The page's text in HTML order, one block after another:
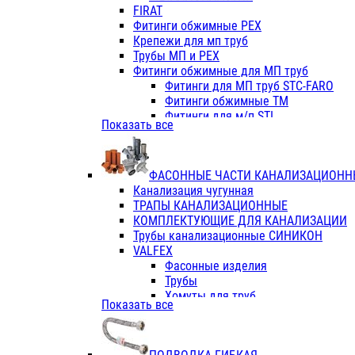
Фитинги ПП белые
Фитинги ПП белые
Фитинги ППс металл.белые
VALFEX
Трубы PE-RT
Трубы ПП водопровод белые
Трубы ПП водопровод серые
Трубы армированные
Трубы армированные
Фитинги с металл. серые
Фитинги ПП (серые)
Фитинги ПП белые
Краны
Фитинги ПП (белые)
Фитинги ПП с металлом белые
ПК КОНТУР
Краны полипропиленовые
Трубы полипропиленивые
FIRAT
Фитинги обжимные PEX
Крепежи для мп труб
Трубы МП и PEX
Фитинги обжимные для МП труб
Фитинги для МП труб STC-FARO
Фитинги обжимные ТМ
Фитинги для м/п STI
Фитинги для МП труб TITAN
TK
VALFEX
Показать все
ФАСОННЫЕ ЧАСТИ
Канализация чугунная
ТРАПЫ КАНАЛИЗАЦИОННЫЕ
КОМПЛЕКТУЮЩИЕ ДЛЯ КАНАЛИЗАЦИИ
Трубы канализационные СИНИКОН
VALFEX
Фасонные изделия
Трубы
Хомуты для труб
ПВХ (стройполимер)
Показать все